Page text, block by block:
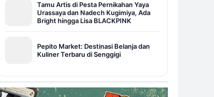
Tamu Artis di Pesta Pernikahan Yaya
Urassaya dan Nadech Kugimiya, Ada
Bright hingga Lisa BLACKPINK
Pepito Market: Destinasi Belanja dan
Kuliner Terbaru di Senggigi